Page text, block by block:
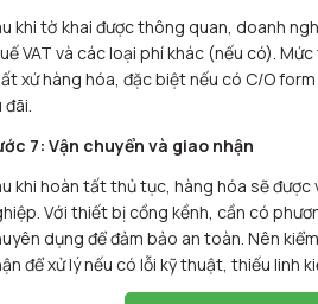
khi tờ khai được thông quan, doanh
VAT và các loại phí khác (nếu có).
xứ hàng hóa, đặc biệt nếu có C/O
đãi.
7: Vận chuyển và giao nhận
khi hoàn tất thủ tục, hàng hóa sẽ được
Với thiết bị cồng kềnh, cần có
dụng để đảm bảo an toàn. Nên
để xử lý nếu có lỗi kỹ thuật, thiếu linh